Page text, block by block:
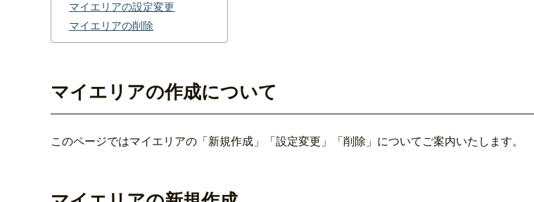
マイエリアの設定変更
マイエリアの削除
マイエリアの作成について
このページではマイエリアの「新規作成」「設定変更」「削除」についてご案内いたします。